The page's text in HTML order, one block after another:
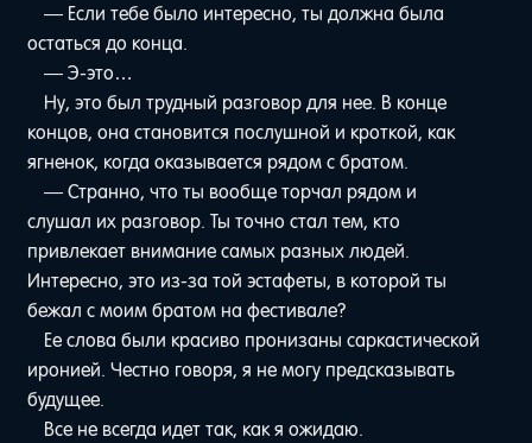
— Если тебе было интересно, ты должна была
остаться до конца.
— Э-это…
Ну, это был трудный разговор для нее. В конце
концов, она становится послушной и кроткой, как
ягненок, когда оказывается рядом с братом.
— Странно, что ты вообще торчал рядом и
слушал их разговор. Ты точно стал тем, кто
привлекает внимание самых разных людей.
Интересно, это из-за той эстафеты, в которой ты
бежал с моим братом на фестивале?
Ее слова были красиво пронизаны саркастической
иронией. Честно говоря, я не могу предсказывать
будущее.
Все не всегда идет так, как я ожидаю.